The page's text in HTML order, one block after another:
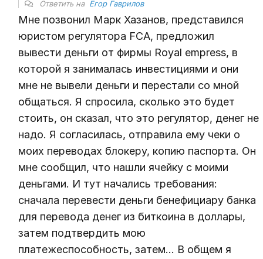
Ответить на Егор Гаврилов
Мне позвонил Марк Хазанов, представился
юристом регулятора FCA, предложил
вывести деньги от фирмы Royal empress, в
которой я занималась инвестициями и они
мне не вывели деньги и перестали со мной
общаться. Я спросила, сколько это будет
стоить, он сказал, что это регулятор, денег не
надо. Я согласилась, отправила ему чеки о
моих переводах блокеру, копию паспорта. Он
мне сообщил, что нашли ячейку с моими
деньгами. И тут начались требования:
сначала перевести деньги бенефициару банка
для перевода денег из биткоина в доллары,
затем подтвердить мою
платежеспособность, затем… В общем я